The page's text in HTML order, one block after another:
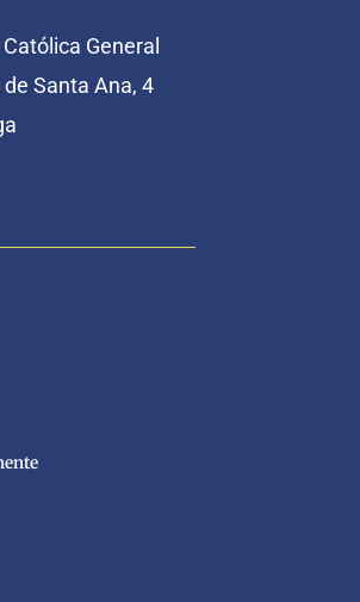
General
Santa Ana, 4